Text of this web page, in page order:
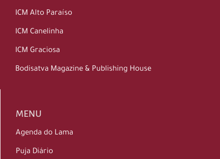
ICM Alto Paraíso
ICM Canelinha
ICM Graciosa
Bodisatva Magazine & Publishing House
MENU
Agenda do Lama
Puja Diário